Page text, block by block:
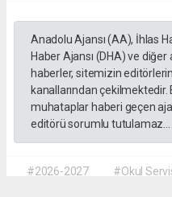
Anadolu Ajansı (AA), İhlas
Haber Ajansı (DHA) ve
haberler, sitemizin
kanallarından
muhataplar haberi geçen
editörü sorumlu tutulamaz...
#2026-2027
#Okul